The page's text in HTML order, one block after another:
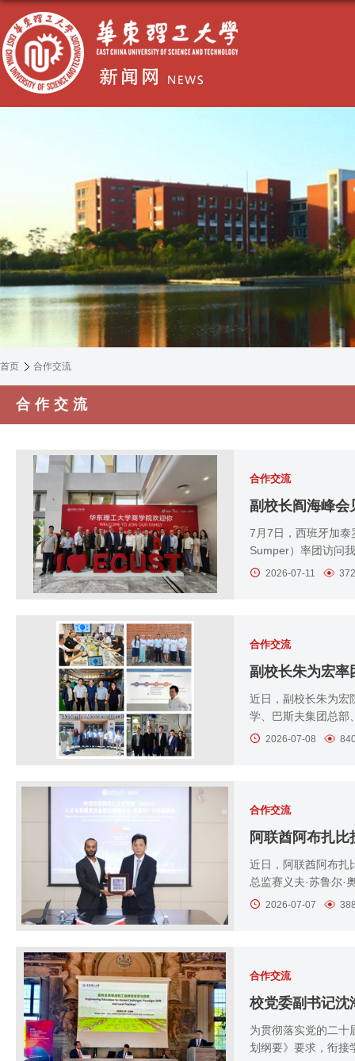
首页 合作交流
合作交流
合作交流
7月7日，西班牙加泰
Sumper）率团访问
2026-07-11 372
合作交流
副校长朱为宏率
近日，副校长朱为宏
学、巴斯夫集团总部
2026-07-08
合作交流
阿联酋阿布扎
近日，阿联酋阿布扎
总监赛义夫·苏鲁尔·
2026-07-07
合作交流
校党委副书记沈
为贯彻落实党的二十
划纲要》要求，衔接